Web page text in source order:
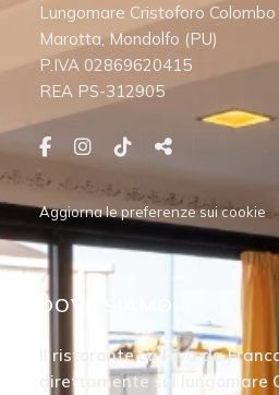
Lungomare Cristoforo
Marotta, Mondolfo (PU)
P.IVA 02869620415
REA PS-312905
Aggiorna le preferenze sui cookie
DOVE SIAMO
Il ristorante La Riva da
direttamente sul lungomare